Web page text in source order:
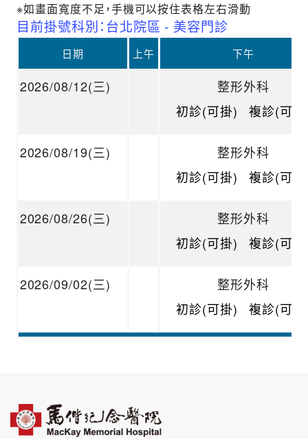
※如畫面寬度不足，手機可以按住表格左右滑動
目前掛號科別：台北院區 - 美容門診
日期 上午 下午
2026/08/12(三)
整形外科
初診(可掛)
複診(可
2026/08/19(三)
整形外科
初診(可掛)
複診(可
2026/08/26(三)
整形外科
初診(可掛)
複診(可
2026/09/02(三)
整形外科
初診(可掛)
複診(可